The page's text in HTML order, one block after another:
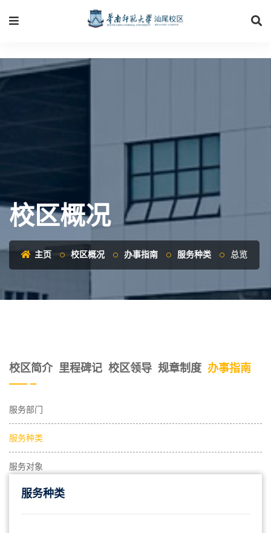
校区概况
主页 校区概况 办事指南 服务种类 总览
校区简介 里程碑记 校区领导 规章制度 办事指南
服务部门
服务种类
服务对象
服务种类